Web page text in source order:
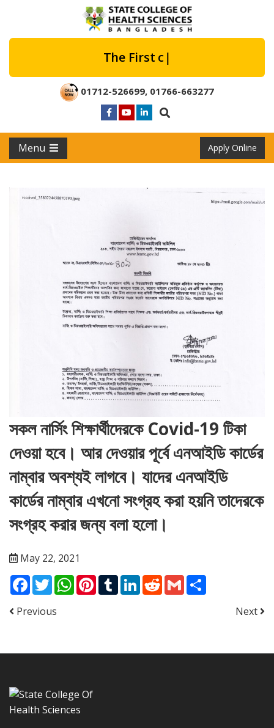
The First col
01712-526699, 01766-663277
Menu Apply Online
সকল নার্সিং শিক্ষার্থীদেরকে Covid-19 টিকা
দেওয়া হবে। আর দেওয়ার পূর্বে এনআইডি কার্ডের
নাম্বার অবশ্যই লাগবে। যাদের এনআইডি
কার্ডের নাম্বার এখনো সংগ্রহ করা হয়নি তাদেরকে
সংগ্রহ করার জন্য বলা হলো।
May 22, 2021
Facebook
TwitterWhatsApp
PinterestTumblrLinkedIn
RedditGmail
Previous Next